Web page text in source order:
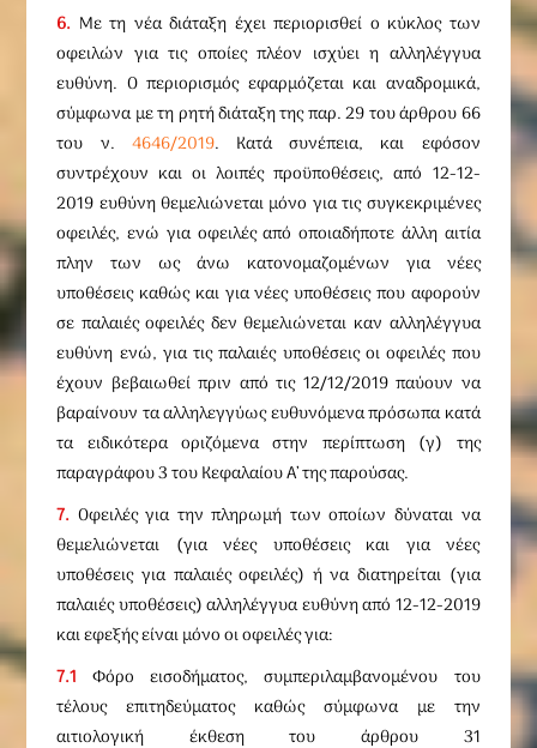
6. Με τη νέα διάταξη έχει περιορισθεί ο κύκλος των
οφειλών για τις οποίες πλέον ισχύει η αλληλέγγυα
ευθύνη. Ο περιορισμός εφαρμόζεται και αναδρομικά,
σύμφωνα με τη ρητή διάταξη της παρ. 29 του άρθρου 66
του ν. 4646/2019. Κατά συνέπεια, και εφόσον
συντρέχουν και οι λοιπές προϋποθέσεις, από 12-12-
2019 ευθύνη θεμελιώνεται μόνο για τις συγκεκριμένες
οφειλές, ενώ για οφειλές από οποιαδήποτε άλλη αιτία
πλην των ως άνω κατονομαζομένων για νέες
υποθέσεις καθώς και για νέες υποθέσεις που αφορούν
σε παλαιές οφειλές δεν θεμελιώνεται καν αλληλέγγυα
ευθύνη ενώ, για τις παλαιές υποθέσεις οι οφειλές που
έχουν βεβαιωθεί πριν από τις 12/12/2019 παύουν να
βαραίνουν τα αλληλεγγύως ευθυνόμενα πρόσωπα κατά
τα ειδικότερα οριζόμενα στην περίπτωση (γ) της
παραγράφου 3 του Κεφαλαίου Α’ της παρούσας.
7. Οφειλές για την πληρωμή των οποίων δύναται να
θεμελιώνεται (για νέες υποθέσεις και για νέες
υποθέσεις για παλαιές οφειλές) ή να διατηρείται (για
παλαιές υποθέσεις) αλληλέγγυα ευθύνη από 12-12-2019
και εφεξής είναι μόνο οι οφειλές για:
7.1 Φόρο εισοδήματος, συμπεριλαμβανομένου του
τέλους επιτηδεύματος καθώς σύμφωνα με την
αιτιολογική έκθεση του άρθρου 31